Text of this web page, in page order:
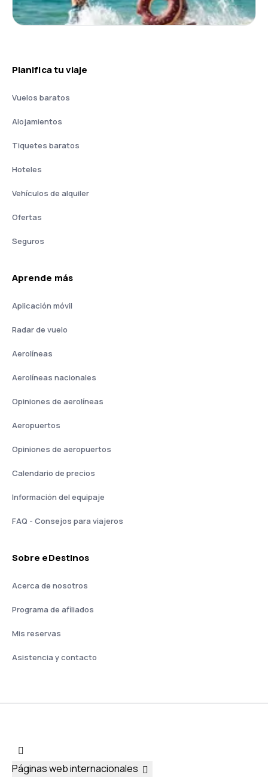
Planifica tu viaje
Vuelos baratos
Alojamientos
Tiquetes baratos
Hoteles
Vehículos de alquiler
Ofertas
Seguros
Aprende más
Aplicación móvil
Radar de vuelo
Aerolíneas
Aerolíneas nacionales
Opiniones de aerolíneas
Aeropuertos
Opiniones de aeropuertos
Calendario de precios
Información del equipaje
FAQ - Consejos para viajeros
Sobre eDestinos
Acerca de nosotros
Programa de afiliados
Mis reservas
Asistencia y contacto
Páginas web internacionales